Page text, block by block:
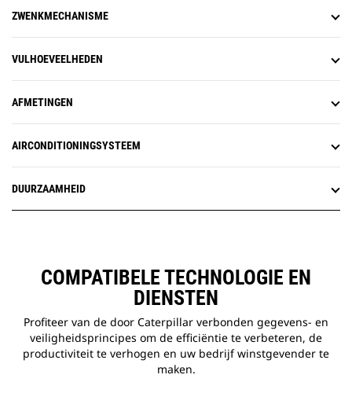
ZWENKMECHANISME
VULHOEVEELHEDEN
AFMETINGEN
AIRCONDITIONINGSYSTEEM
DUURZAAMHEID
COMPATIBELE TECHNOLOGIE EN
DIENSTEN
Profiteer van de door Caterpillar verbonden gegevens- en
veiligheidsprincipes om de efficiëntie te verbeteren, de
productiviteit te verhogen en uw bedrijf winstgevender te
maken.